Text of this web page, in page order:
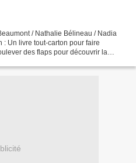
/ Nathalie Bélineau / Nadia
: Un livre tout-carton pour faire
des flaps pour découvrir la